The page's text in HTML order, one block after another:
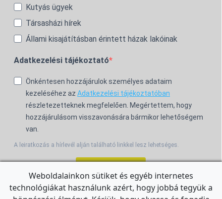
Kutyás ügyek
Társasházi hírek
Állami kisajátításban érintett házak lakóinak
Adatkezelési tájékoztató
Önkéntesen hozzájárulok személyes adataim
kezeléséhez az Adatkezelési tájékoztatóban
részletezetteknek megfelelően. Megértettem, hogy
hozzájárulásom visszavonására bármikor lehetőségem
van.
A leiratkozás a hírlevél alján található linkkel lesz lehetséges.
For the English Newsletter, clickHERE.
Weboldalainkon sütiket és egyéb internetes
technológiákat használunk azért, hogy jobbá tegyük a